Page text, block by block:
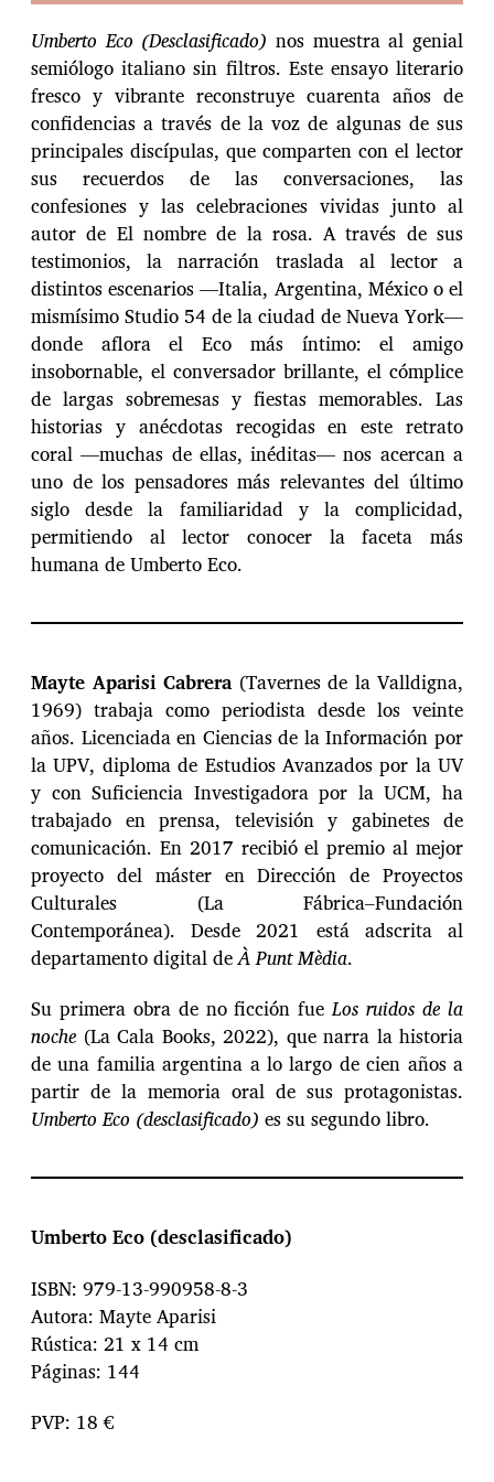
Umberto Eco (Desclasificado) nos muestra al genial
semiólogo italiano sin filtros. Este ensayo literario
fresco y vibrante reconstruye cuarenta años de
confidencias a través de la voz de algunas de sus
principales discípulas, que comparten con el lector
sus recuerdos de las conversaciones, las
confesiones y las celebraciones vividas junto al
autor de El nombre de la rosa. A través de sus
testimonios, la narración traslada al lector a
distintos escenarios —Italia, Argentina, México o el
mismísimo Studio 54 de la ciudad de Nueva York—
donde aflora el Eco más íntimo: el amigo
insobornable, el conversador brillante, el cómplice
de largas sobremesas y fiestas memorables. Las
historias y anécdotas recogidas en este retrato
coral —muchas de ellas, inéditas— nos acercan a
uno de los pensadores más relevantes del último
siglo desde la familiaridad y la complicidad,
permitiendo al lector conocer la faceta más
humana de Umberto Eco.
Mayte Aparisi Cabrera(Tavernes de la Valldigna,
1969) trabaja como periodista desde los veinte
años. Licenciada en Ciencias de la Información por
la UPV, diploma de Estudios Avanzados por la UV
y con Suficiencia Investigadora por la UCM, ha
trabajado en prensa, televisión y gabinetes de
comunicación. En 2017 recibió el premio al mejor
proyecto del máster en Dirección de Proyectos
Culturales (La Fábrica–Fundación
Contemporánea). Desde 2021 está adscrita al
departamento digital deÀ Punt Mèdia.
Su primera obra de no ficción fueLos ruidos de la
noche (La Cala Books, 2022), que narra la historia
de una familia argentina a lo largo de cien años a
partir de la memoria oral de sus protagonistas.
Umberto Eco (desclasificado) es su segundo libro.
Umberto Eco (desclasificado)
ISBN: 979-13-990958-8-3
Autora: Mayte Aparisi
Rústica: 21 x 14 cm
Páginas: 144
PVP: 18 €